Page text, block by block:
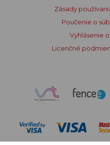
Zásady
Poučenie o
Vyhlásenie
Licenčné